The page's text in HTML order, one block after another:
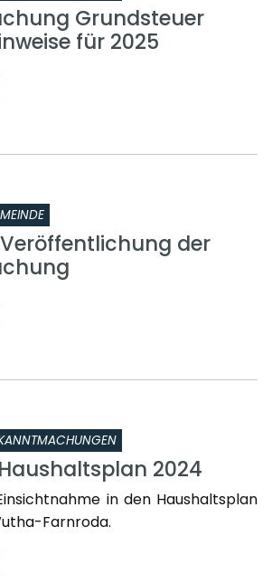
Grundsteuer
für 2025
der
2024
in den Haushaltsplan
Farnroda.